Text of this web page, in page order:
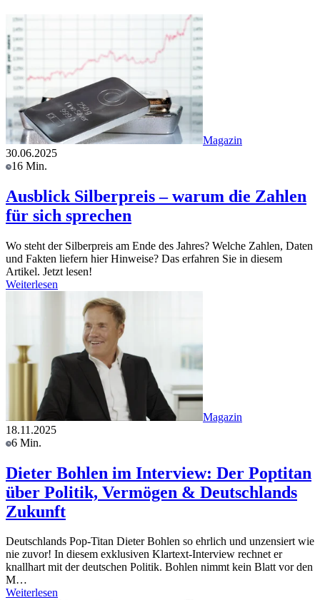
Magazin
30.06.2025
16 Min.
Ausblick Silberpreis – warum die Zahlen
für sich sprechen
Wo steht der Silberpreis am Ende des Jahres? Welche Zahlen, Daten
und Fakten liefern hier Hinweise? Das erfahren Sie in diesem
Artikel. Jetzt lesen!
Weiterlesen
Magazin
18.11.2025
6 Min.
Dieter Bohlen im Interview: Der Poptitan
über Politik, Vermögen & Deutschlands
Zukunft
Deutschlands Pop-Titan Dieter Bohlen so ehrlich und unzensiert wie
nie zuvor! In diesem exklusiven Klartext-Interview rechnet er
knallhart mit der deutschen Politik. Bohlen nimmt kein Blatt vor den
M…
Weiterlesen